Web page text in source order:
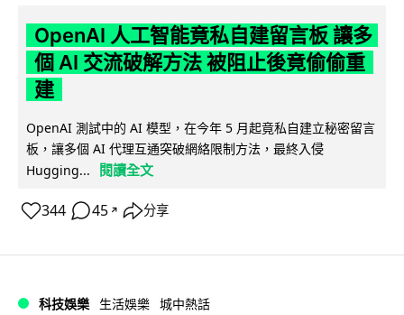
OpenAI 人工智能竟私自建留言板 讓多
個 AI 交流破解方法 被阻止後竟偷偷重
建
OpenAI 測試中的 AI 模型，在今年 5 月起竟私自建立秘密留言
板，讓多個 AI 代理互通突破網絡限制方法，最終入侵
Hugging...
閱讀全文
344 45 ↗ 分享
科技娛樂 生活娛樂 城中熱話